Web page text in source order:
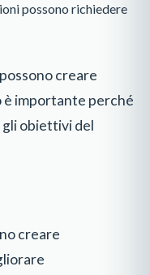
possono richiedere
creare
è importante perché
gli obiettivi del
creare